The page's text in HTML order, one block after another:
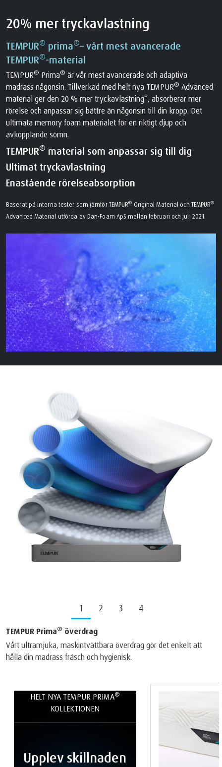
20% mer tryckavlastning
TEMPUR® prima®– vårt mest avancerade
TEMPUR®-material
TEMPUR® Prima® är vår mest avancerade och adaptiva
madrass någonsin. Tillverkad med helt nya TEMPUR® Advanced-
material ger den 20 % mer tryckavlastning*, absorberar mer
rörelse och anpassar sig bättre än någonsin till din kropp. Det
ultimata memory foam materialet för en riktigt djup och
avkopplande sömn.
TEMPUR® material som anpassar sig till dig
Ultimat tryckavlastning
Enastående rörelseabsorption
Baserat på interna tester som jämför TEMPUR® Original Material och TEMPUR®
Advanced Material utförda av Dan-Foam ApS mellan februari och juli 2021.
1 2 3 4
TEMPUR Prima® överdrag
Vårt ultramjuka, maskintvättbara överdrag gör det enkelt att
hålla din madrass fräsch och hygienisk.
HELT NYA TEMPUR PRIMA®
KOLLEKTIONEN
Upplev skillnaden